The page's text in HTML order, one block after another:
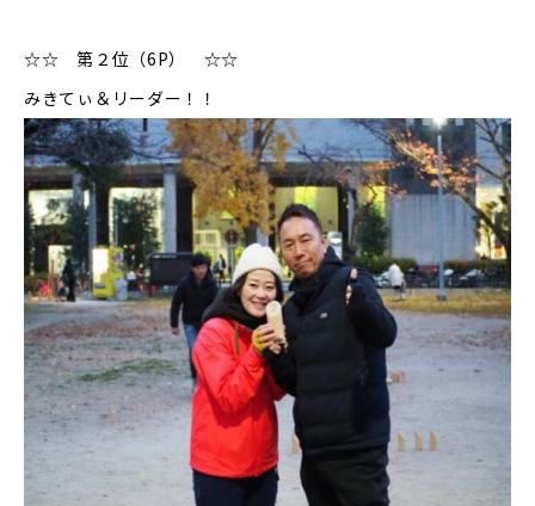
☆☆ 第２位（6P） ☆☆
みきてぃ＆リーダー！！